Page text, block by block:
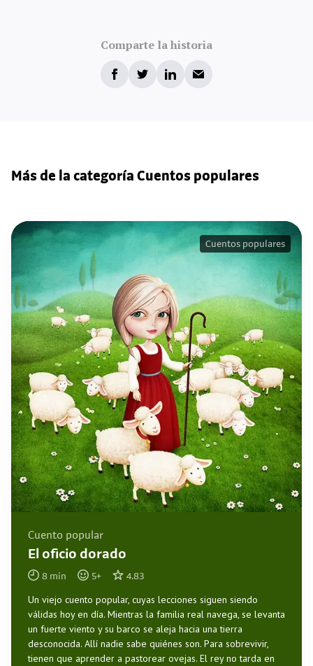
Comparte la historia
Más de la categoría Cuentos populares
Cuento popular
El oficio dorado
8 min 5+ 4.83
Un viejo cuento popular, cuyas lecciones siguen siendo
válidas hoy en día. Mientras la familia real navega, se levanta
un fuerte viento y su barco se aleja hacia una tierra
desconocida. Allí nadie sabe quiénes son. Para sobrevivir,
tienen que aprender a pastorear ovejas. El rey no tarda en
Cuentos populares